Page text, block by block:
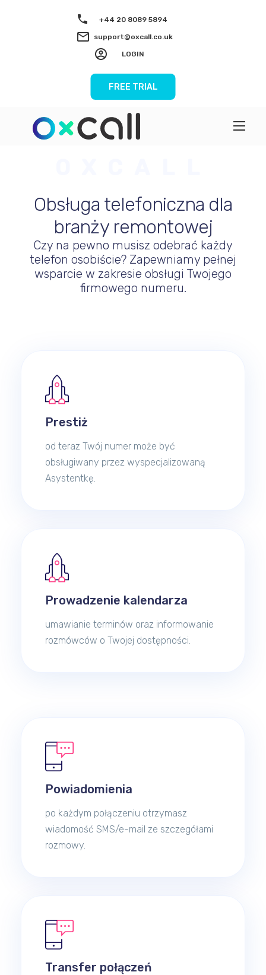
+44 20 8089 5894
support@oxcall.co.uk
LOGIN
FREE TRIAL
Obsługa telefoniczna dla
branży remontowej
Czy na pewno musisz odebrać każdy
telefon osobiście? Zapewniamy pełnej
wsparcie w zakresie obsługi Twojego
firmowego numeru.
Prestiż
od teraz Twój numer może być
obsługiwany przez wyspecjalizowaną
Asystentkę.
Prowadzenie kalendarza
umawianie terminów oraz informowanie
rozmówców o Twojej dostępności.
Powiadomienia
po każdym połączeniu otrzymasz
wiadomość SMS/e-mail ze szczegółami
rozmowy.
Transfer połączeń